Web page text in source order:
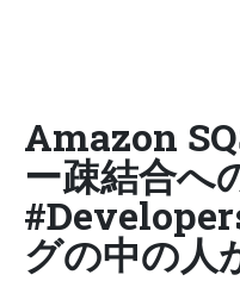
Amazon
ー疎結合へ
グの中の人